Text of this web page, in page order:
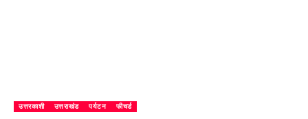
उत्तरकाशी उत्तराखंड पर्यटन फीचर्ड